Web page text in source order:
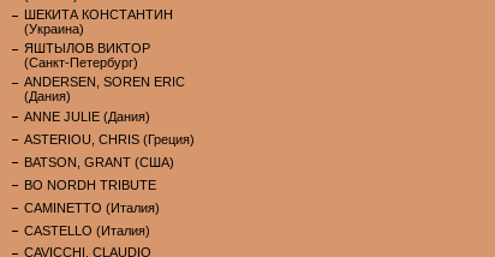
ШЕКИТА КОНСТАНТИН
(Украина)
ЯШТЫЛОВ ВИКТОР
(Санкт-Петербург)
ANDERSEN, SOREN ERIC
(Дания)
ANNE JULIE (Дания)
ASTERIOU, CHRIS (Греция)
BATSON, GRANT (США)
BO NORDH TRIBUTE
CAMINETTO (Италия)
CASTELLO (Италия)
CAVICCHI, CLAUDIO